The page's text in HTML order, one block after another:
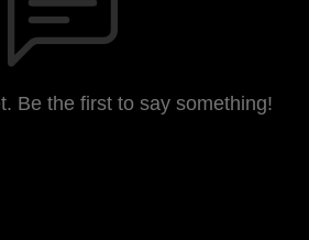
Be the first to say something!